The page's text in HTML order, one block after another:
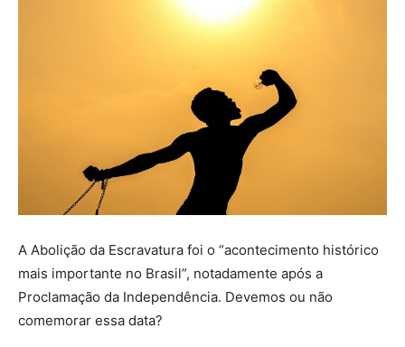
A Abolição da Escravatura foi o “acontecimento histórico
mais importante no Brasil”, notadamente após a
Proclamação da Independência. Devemos ou não
comemorar essa data?